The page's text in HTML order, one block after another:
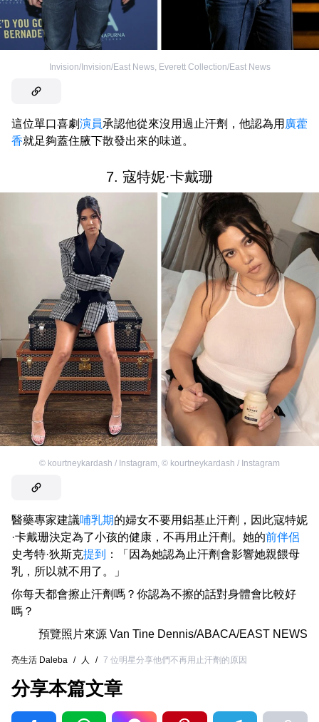
Invision/Invision/East News, Everett Collection/East News
這位單口喜劇演員承認他從來沒用過止汗劑，他認為用 廣藿
香就足夠蓋住腋下散發出來的味道。
7. 寇特妮·卡戴珊
© kourtneykardash / Instagram, © kourtneykardash / Instagram
醫藥專家建議哺乳期的婦女不要用鋁基止汗劑，因此寇特妮
·卡戴珊決定為了小孩的健康，不再用止汗劑。她的前伴侶
史考特·狄斯克提到
：「因為她認為止汗劑會影響她親餵母
乳，所以就不用了。」
你每天都會擦止汗劑嗎？你認為不擦的話對身體會比較好
嗎？
預覽照片來源 Van Tine Dennis/ABACA/EAST NEWS
亮生活 Daleba / 人 / 7 位明星分享他們不再用止汗劑的原因
分享本篇文章